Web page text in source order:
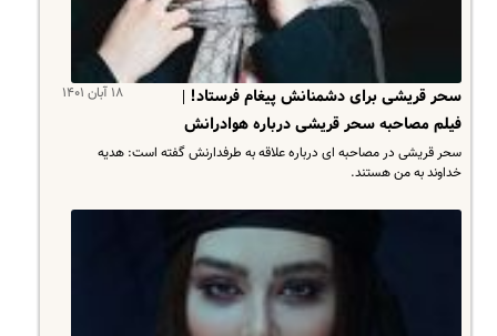
۱۸ آبان ۱۴۰۱
سحر قریشی برای دشمنانش پیغام فرستاد! |
فیلم مصاحبه سحر قریشی درباره هوادرانش
سحر قریشی در مصاحبه ای درباره علاقه به طرفدارنش گفته است: هدیه
خداوند به من هستند.